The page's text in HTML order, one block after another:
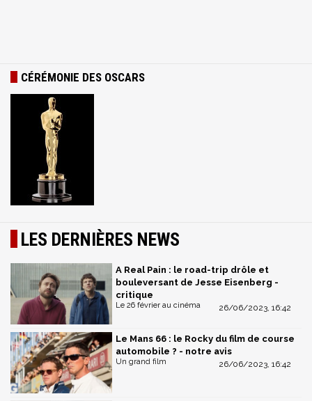
CÉRÉMONIE DES OSCARS
LES DERNIÈRES NEWS
A Real Pain : le road-trip drôle et
bouleversant de Jesse Eisenberg -
critique
26/06/2023, 16:42
Le 26 février au cinéma
Le Mans 66 : le Rocky du film de course
automobile ? - notre avis
26/06/2023, 16:42
Un grand film